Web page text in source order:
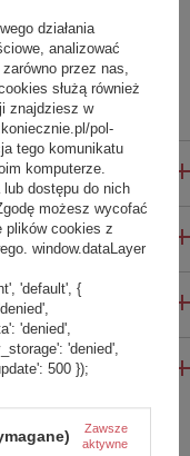
działania
analizować
przez nas,
służą również
znajdziesz w
pol-
tego komunikatu
komputerze.
dostępu do nich
możesz wycofać
plików cookies z
window.dataLayer
'default', {
'denied',
'denied',
500 });
Zawsze
aktywne